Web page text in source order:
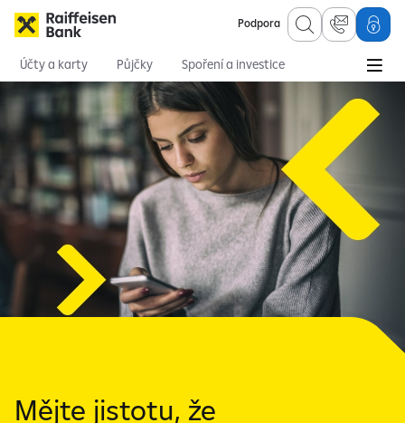
Podpora
Účty a karty Půjčky
Spoření a investice
Hypotéky
Online služby
Pojištění
Bezpečné bankovnictví
Postup pro ověření komunikace
Mějte jistotu, že